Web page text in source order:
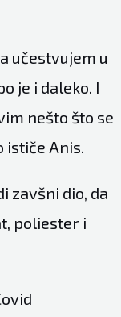
učestvujem u
je i daleko. I
nešto što se
ističe Anis.
zavšni dio, da
poliester i